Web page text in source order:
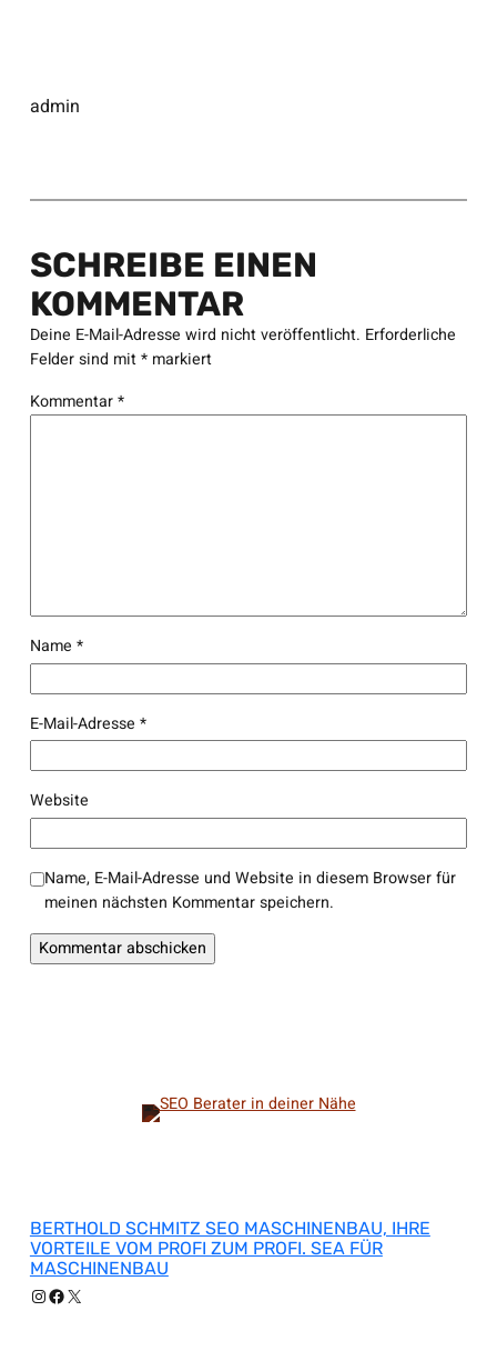
admin
SCHREIBE EINEN
KOMMENTAR
Deine E-Mail-Adresse wird nicht veröffentlicht. Erforderliche
Felder sind mit*markiert
Kommentar*
Name *
E-Mail-Adresse *
Website
Name, E-Mail-Adresse und Website in diesem Browser für
meinen nächsten Kommentar speichern.
BERTHOLD SCHMITZ SEO MASCHINENBAU, IHRE
VORTEILE VOM PROFI ZUM PROFI. SEA FÜR
MASCHINENBAU
Instagram
Facebook
X